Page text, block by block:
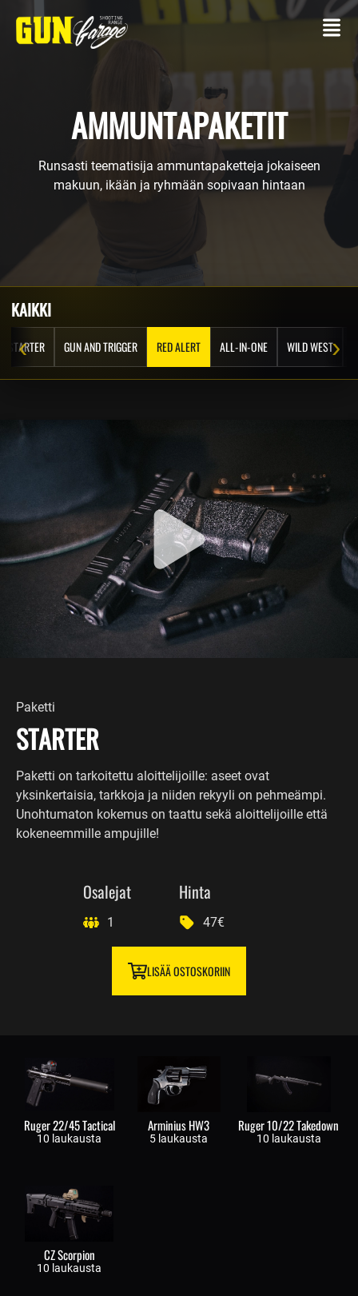
AMMUNTAPAKETIT
Runsasti teematisija ammuntapaketteja jokaiseen
makuun, ikään ja ryhmään sopivaan hintaan
KAIKKI
‹ ›
STARTER GUN AND TRIGGER RED ALERT ALL-IN-ONE WILD WEST
Paketti
STARTER
Paketti on tarkoitettu aloittelijoille: aseet ovat
yksinkertaisia, tarkkoja ja niiden rekyyli on pehmeämpi.
Unohtumaton kokemus on taattu sekä aloittelijoille että
kokeneemmille ampujille!
Osalejat
1
Hinta
47€
LISÄÄ OSTOSKORIIN
Ruger 22/45 Tactical
10 laukausta
Arminius HW3
5 laukausta
Ruger 10/22 Takedown
10 laukausta
CZ Scorpion
10 laukausta
AMPUMARATA
Asseellasi
PALVELUT
Tapahtumat
ASEEN